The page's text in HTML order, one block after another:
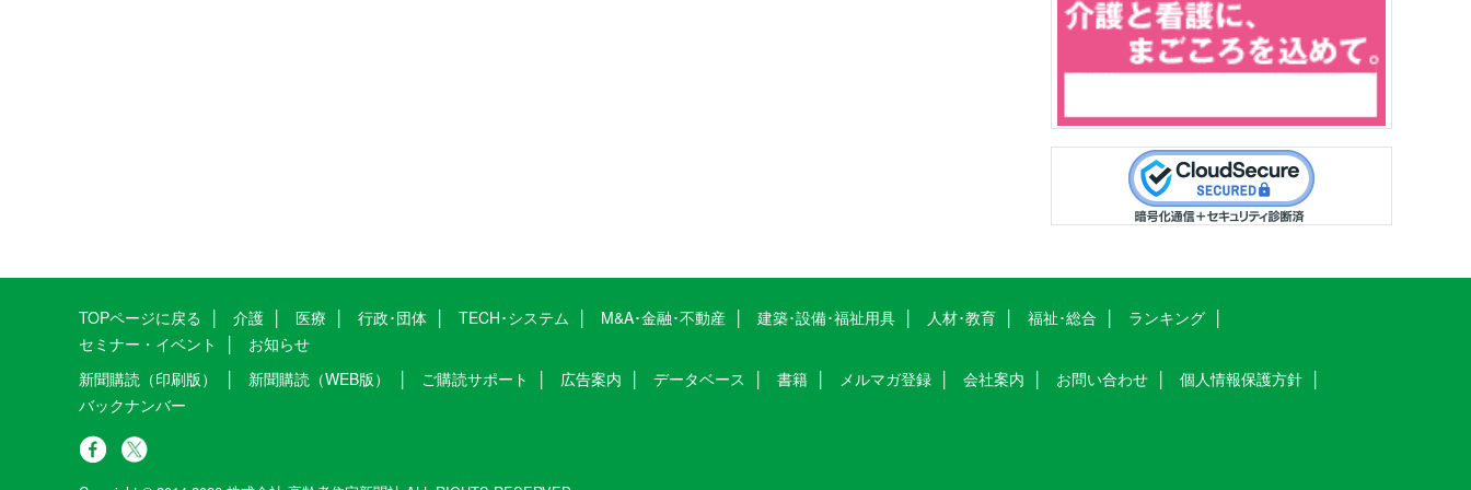
TOPページに戻る 介護 医療 行政･団体 TECH･システム M&A･金融･不動産 建築･設備･福祉用具 人材･教育 福祉･総合
ランキング
セミナー・イベント
お知らせ
新聞購読（印刷版）
新聞購読（WEB版） ご購読サポート 広告案内 データベース 書籍 メルマガ登録 会社案内 お問い合わせ
個人情報保護方針
バックナンバー